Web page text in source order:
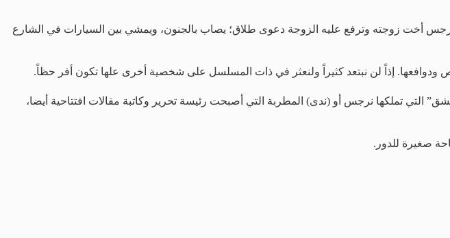
أخت زوجته وترفع عليه الزوجة دعوى طلاق؛ يصاب بالجنون، ويمشي بين السيارات في الشارع
إذاً لن نبتعد كثيراً ولنعثر في ذات المسلسل على شخصية أخرى علها تكون أفر حظاً.
تملكها نرجس أو (ندى) المطربة التي أصبحت رئيسة تحرير وكاتبة مقالات افتتاحية أيضا،
صغيرة للدور.